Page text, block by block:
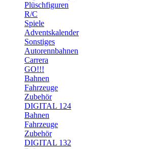
Plüschfiguren
R/C
Spiele
Adventskalender
Sonstiges
Autorennbahnen
Carrera
GO!!!
Bahnen
Fahrzeuge
Zubehör
DIGITAL 124
Bahnen
Fahrzeuge
Zubehör
DIGITAL 132